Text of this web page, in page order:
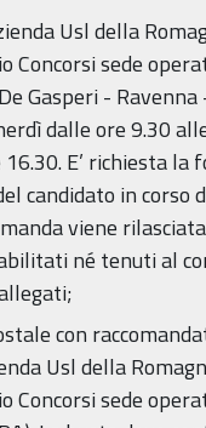
Usl della
Concorsi sede
Gasperi -
dalle ore 9.30
E’ richiesta
candidato in corso
viene
né tenuti al
con
Usl della
Concorsi sede